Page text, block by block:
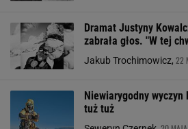
Dramat Justyny
zabrała głos. "W tej
Jakub Trochimowicz, 22
Niewiarygodny
tuż tuż